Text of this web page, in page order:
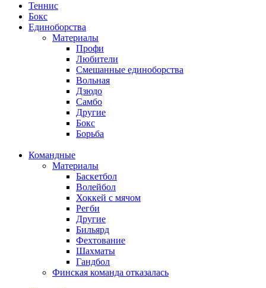
Теннис
Бокс
Единоборства
Материалы
Профи
Любители
Смешанные единоборства
Вольная
Дзюдо
Самбо
Другие
Бокс
Борьба
Командные
Материалы
Баскетбол
Волейбол
Хоккей с мячом
Регби
Другие
Бильярд
Фехтование
Шахматы
Гандбол
Финская команда отказалась